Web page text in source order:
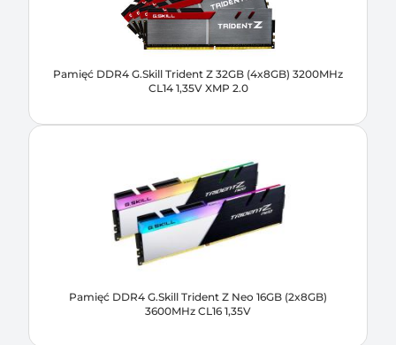
Pamięć DDR4 G.Skill Trident Z 32GB (4x8GB) 3200MHz
CL14 1,35V XMP 2.0
Pamięć DDR4 G.Skill Trident Z Neo 16GB (2x8GB)
3600MHz CL16 1,35V